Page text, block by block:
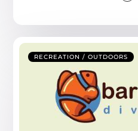
RECREATION / OUTDOORS